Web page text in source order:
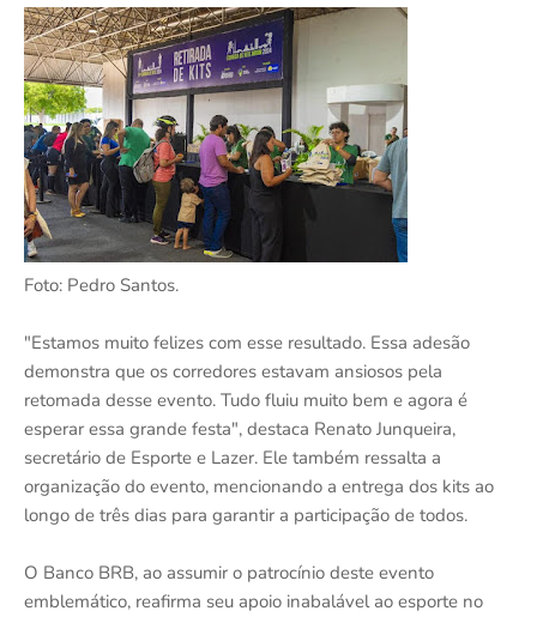
Foto: Pedro Santos.
"Estamos muito felizes com esse resultado. Essa adesão
demonstra que os corredores estavam ansiosos pela
retomada desse evento. Tudo fluiu muito bem e agora é
esperar essa grande festa", destaca Renato Junqueira,
secretário de Esporte e Lazer. Ele também ressalta a
organização do evento, mencionando a entrega dos kits ao
longo de três dias para garantir a participação de todos.
O Banco BRB, ao assumir o patrocínio deste evento
emblemático, reafirma seu apoio inabalável ao esporte no